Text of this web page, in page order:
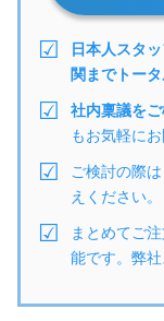
日本人スタ
関までトー
社内稟議を
もお気軽にお
ご検討の際
えください。
まとめてご
能です。弊